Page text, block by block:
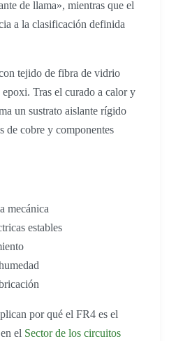
de llama», mientras que el
a la clasificación definida
tejido de fibra de vidrio
Tras el curado a calor y
un sustrato aislante rígido
de cobre y componentes
mecánica
estables
por qué el FR4 es el
el Sector de los circuitos